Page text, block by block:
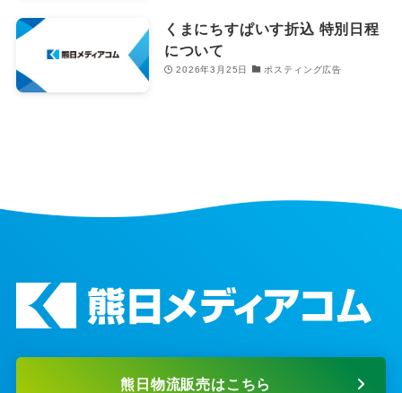
くまにちすぱいす折込 特別日程
について
2026年3月25日 ポスティング広告
熊日物流販売はこちら